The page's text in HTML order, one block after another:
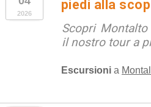
2026
piedi alla
Scopri
il nostro tour a
Escursioni a